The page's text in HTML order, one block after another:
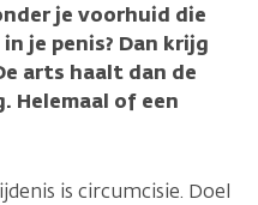
je voorhuid die
je penis? Dan krijg
arts haalt dan de
Helemaal of een
is circumcisie. Doel